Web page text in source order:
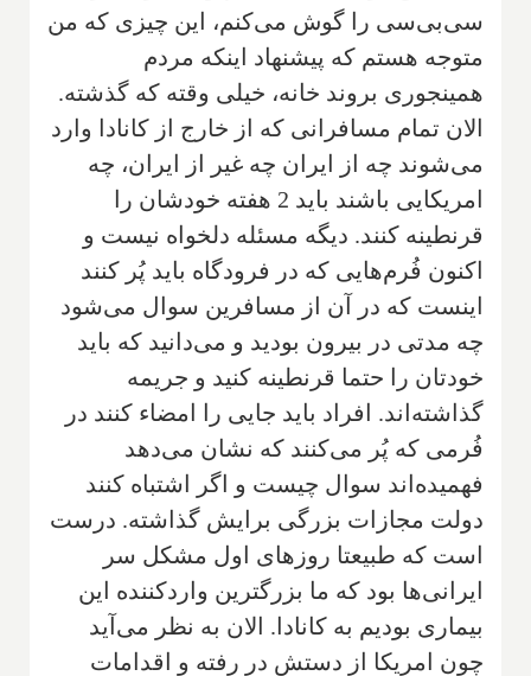
سی‌بی‌سی را گوش می‌کنم، این چیزی که من
متوجه هستم که پیشنهاد اینکه مردم
همینجوری بروند خانه، خیلی وقته که گذشته.
الان تمام مسافرانی که از خارج از کانادا وارد
می‌شوند چه از ایران چه غیر از ایران، چه
امریکایی باشند باید 2 هفته خودشان را
قرنطینه کنند. دیگه مسئله دلخواه‌ نیست و
اکنون فُرم‌هایی که در فرودگاه باید پُر کنند
اینست که در آن از مسافرین سوال می‌شود
چه مدتی در بیرون بودید و می‌دانید که باید
خودتان را حتما قرنطینه کنید و جریمه
گذاشته‌اند. افراد باید جایی را امضاء کنند در
فُرمی که پُر می‌کنند که نشان می‌دهد
فهمیده‌اند سوال چیست و اگر اشتباه کنند
دولت مجازات بزرگی برایش گذاشته. درست
است که طبیعتا روزهای اول مشکل سر
ایرانی‌ها بود که ما بزرگترین وارد‌کننده این
بیماری بودیم به کانادا. الان به نظر می‌آید
چون امریکا از دستش در رفته و اقدامات